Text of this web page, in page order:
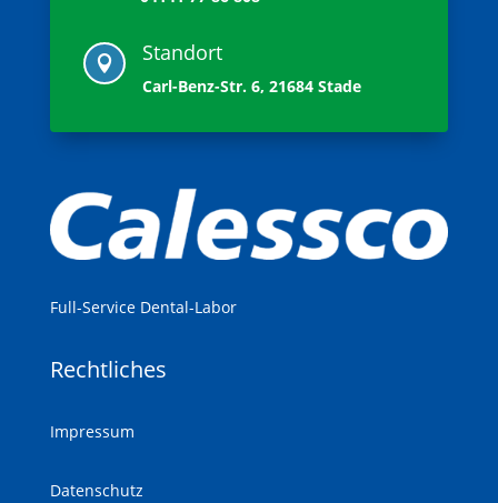
 Standort
Carl-Benz-Str. 6, 21684 Stade
Full-Service Dental-Labor
Rechtliches
Impressum
Datenschutz